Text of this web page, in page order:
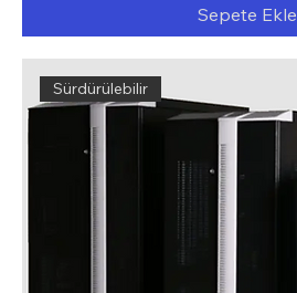
Sepete Ekle
Sürdürülebilir